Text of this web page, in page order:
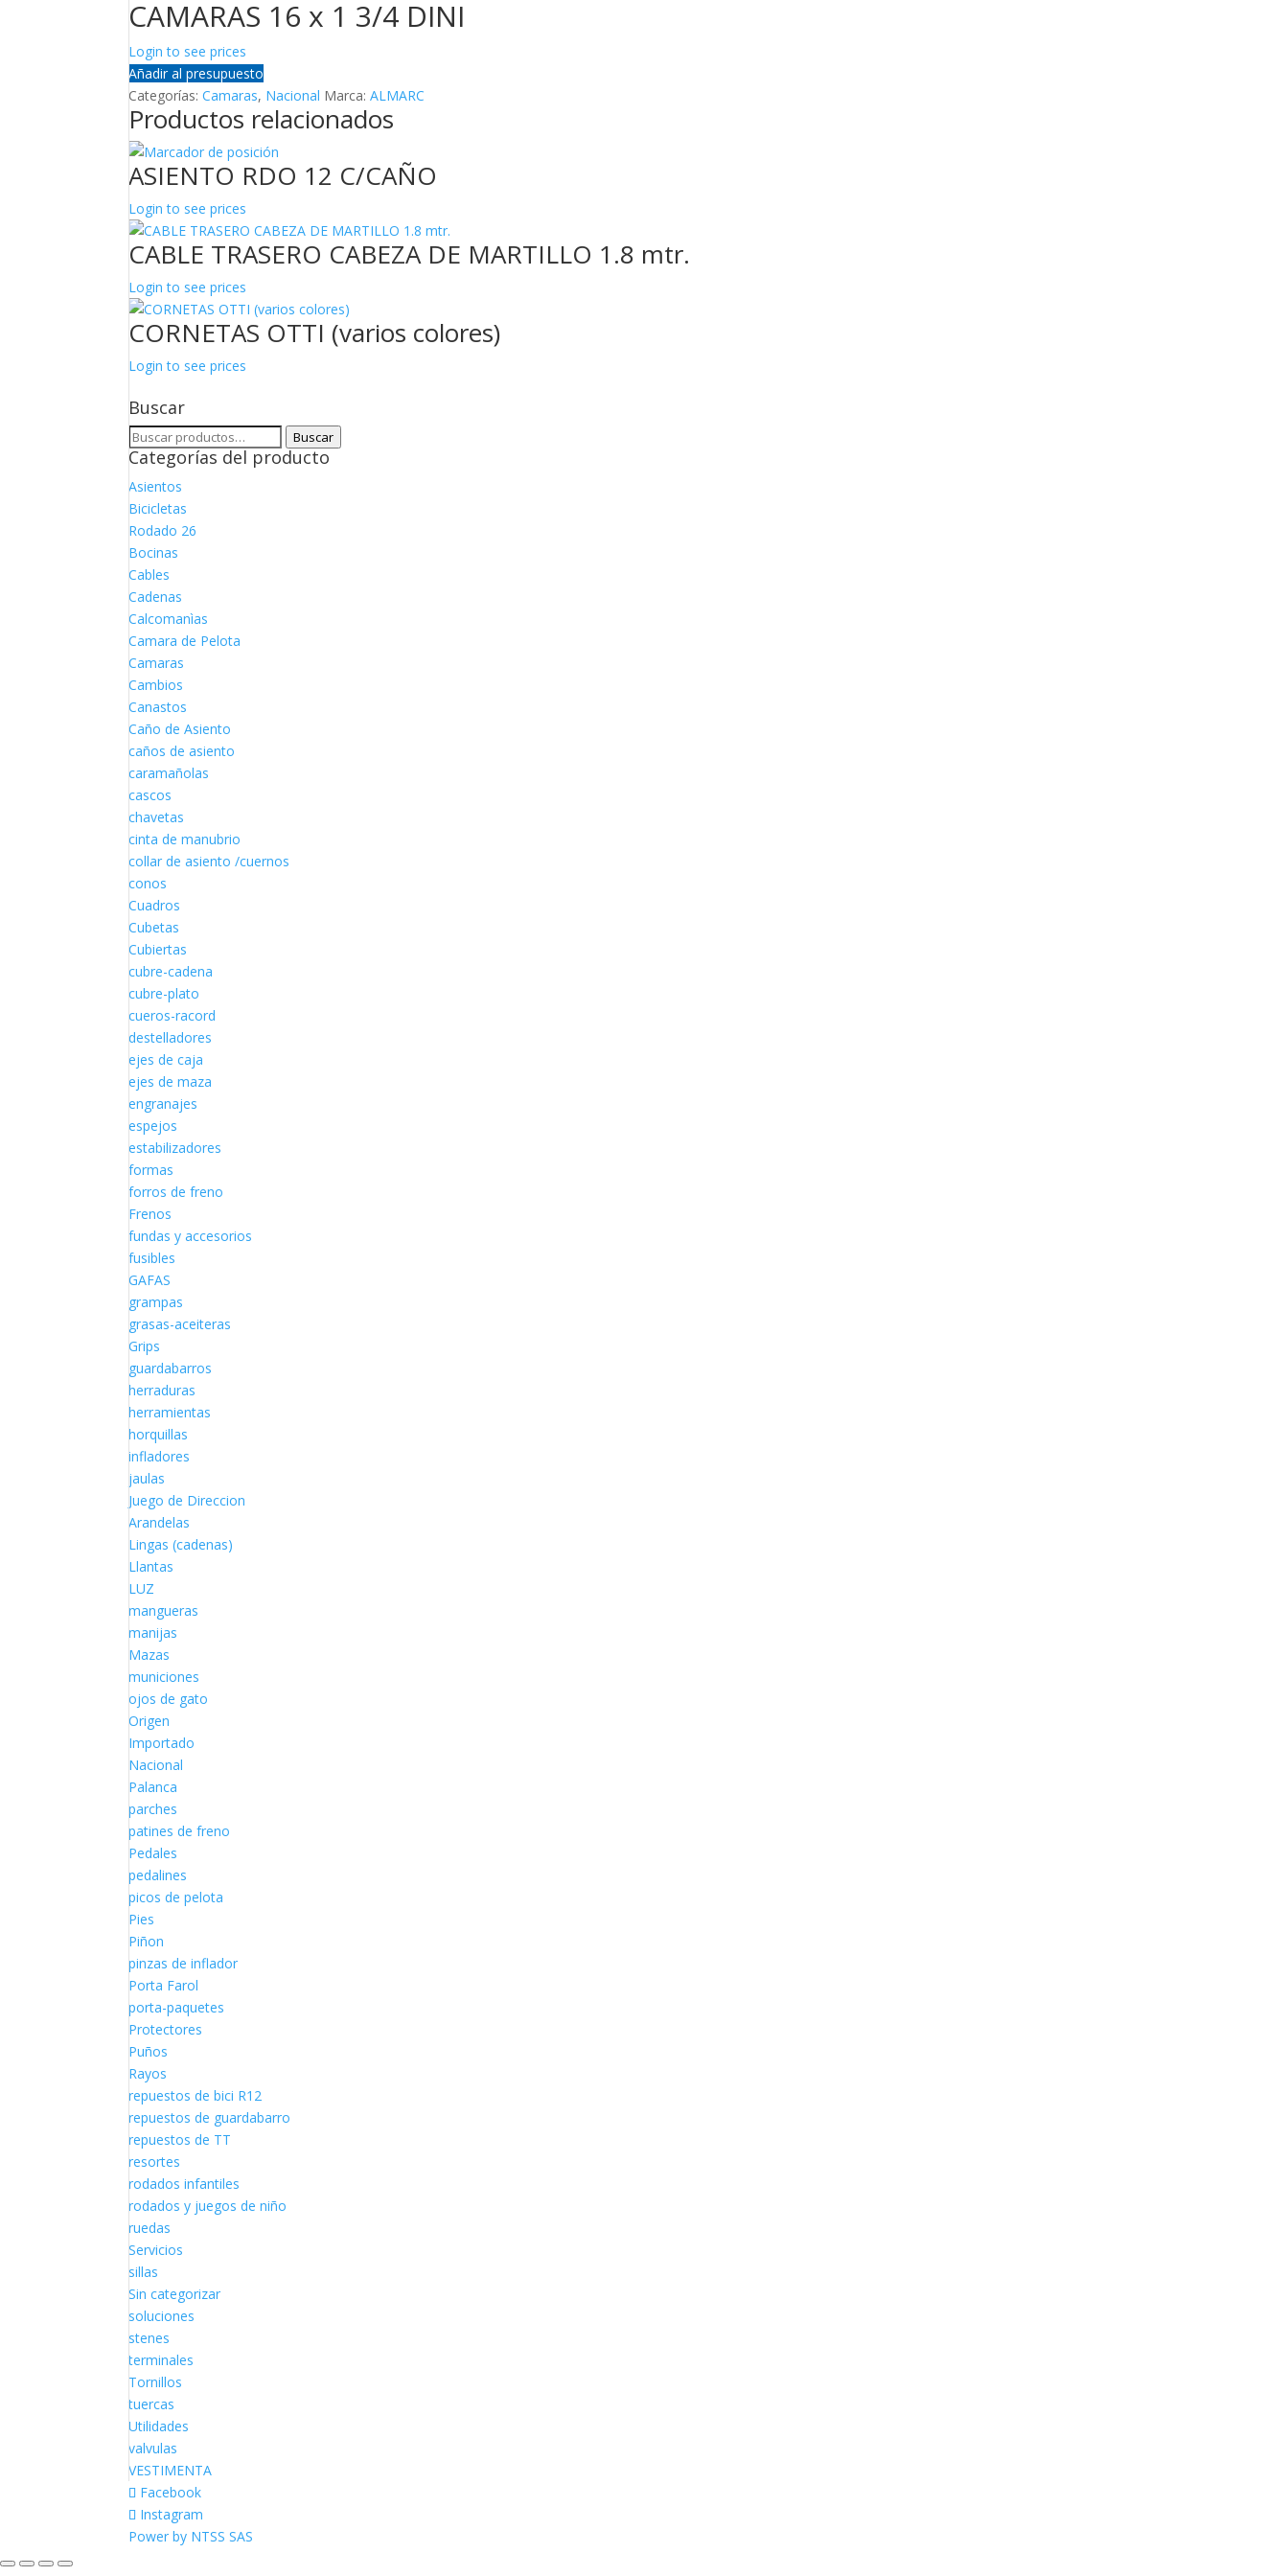
CAMARAS 16 x 1 3/4 DINI
Login to see prices
Añadir al presupuesto
Categorías:Camaras, Nacional Marca:ALMARC
Productos relacionados
ASIENTO RDO 12 C/CAÑO
Login to see prices
CABLE TRASERO CABEZA DE MARTILLO 1.8 mtr.
Login to see prices
CORNETAS OTTI (varios colores)
Login to see prices
Buscar
Buscar
por:
Buscar
Categorías del producto
Asientos
Bicicletas
Rodado 26
Bocinas
Cables
Cadenas
Calcomanìas
Camara de Pelota
Camaras
Cambios
Canastos
Caño de Asiento
caños de asiento
caramañolas
cascos
chavetas
cinta de manubrio
collar de asiento /cuernos
conos
Cuadros
Cubetas
Cubiertas
cubre-cadena
cubre-plato
cueros-racord
destelladores
ejes de caja
ejes de maza
engranajes
espejos
estabilizadores
formas
forros de freno
Frenos
fundas y accesorios
fusibles
GAFAS
grampas
grasas-aceiteras
Grips
guardabarros
herraduras
herramientas
horquillas
infladores
jaulas
Juego de Direccion
Arandelas
Lingas (cadenas)
Llantas
LUZ
mangueras
manijas
Mazas
municiones
ojos de gato
Origen
Importado
Nacional
Palanca
parches
patines de freno
Pedales
pedalines
picos de pelota
Pies
Piñon
pinzas de inflador
Porta Farol
porta-paquetes
Protectores
Puños
Rayos
repuestos de bici R12
repuestos de guardabarro
repuestos de TT
resortes
rodados infantiles
rodados y juegos de niño
ruedas
Servicios
sillas
Sin categorizar
soluciones
stenes
terminales
Tornillos
tuercas
Utilidades
valvulas
VESTIMENTA
Facebook
Instagram
Power by NTSS SAS